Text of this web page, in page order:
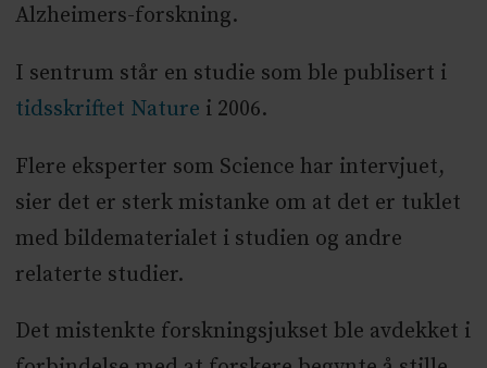
Alzheimers-forskning.
I sentrum står en studie som ble publisert i
tidsskriftet Nature i 2006.
Flere eksperter som Science har intervjuet,
sier det er sterk mistanke om at det er tuklet
med bildematerialet i studien og andre
relaterte studier.
Det mistenkte forskningsjukset ble avdekket i